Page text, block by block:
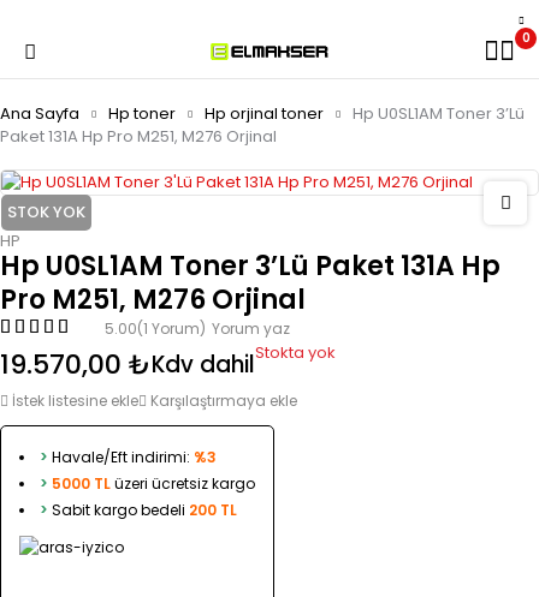
0
Ana Sayfa Hp toner Hp orjinal toner
Hp U0SL1AM Toner 3’Lü
Paket 131A Hp Pro M251, M276 Orjinal
STOK YOK
HP
Hp U0SL1AM Toner 3’Lü Paket 131A Hp
Pro M251, M276 Orjinal
5.00(1 Yorum) Yorum yaz
19.570,00 ₺Kdv dahilStokta yok
İstek listesine ekle Karşılaştırmaya ekle
> Havale/Eft indirimi: %3
> 5000 TLüzeri ücretsiz kargo
> Sabit kargo bedeli 200 TL